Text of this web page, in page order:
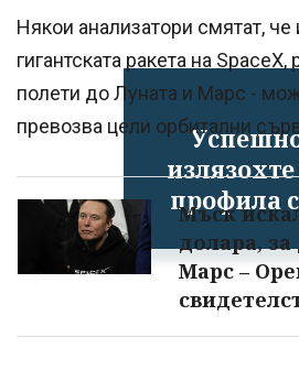
излязохте
профила
Някои анализатори смятат,
гигантската ракета на SpaceX,
полети до Луната и Марс -
превозва цели орбитални
Мъск
долара,
Марс –